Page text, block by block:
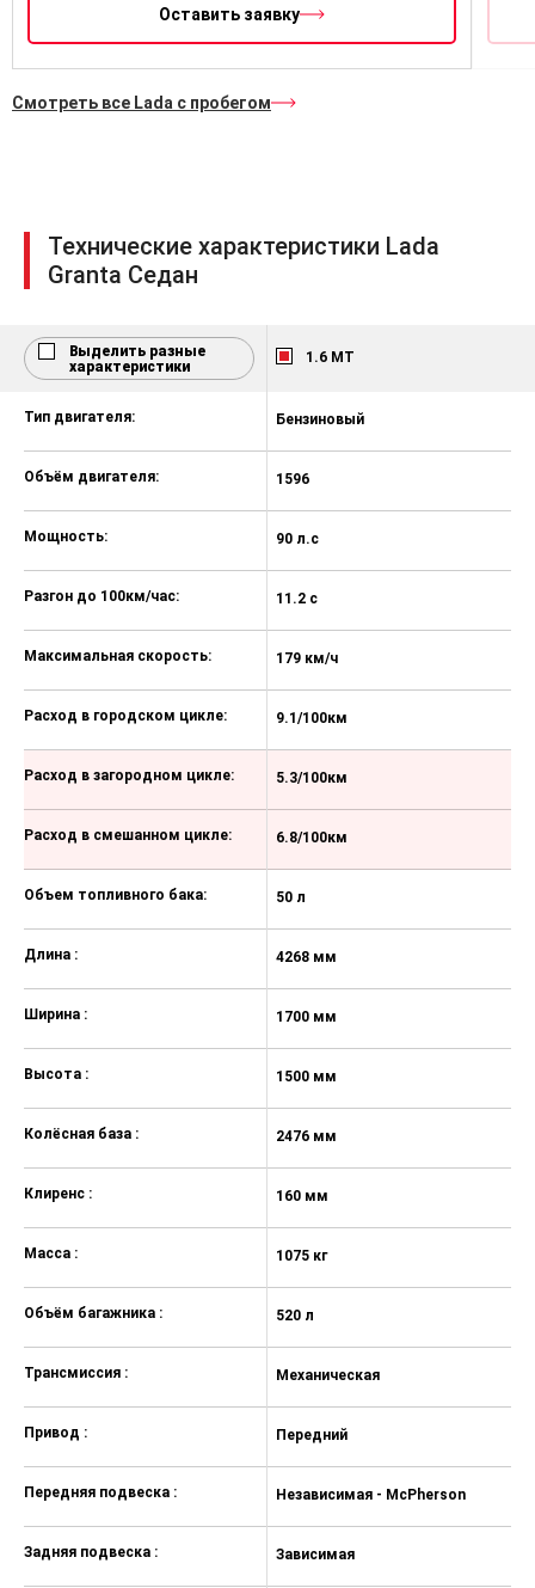
Оставить заявку
Смотреть все Lada с пробегом
Технические характеристики Lada
Granta Седан
Выделить разные
характеристики
1.6 MT
Тип двигателя:
Объём двигателя:
Мощность:
Разгон до 100км/час:
Максимальная скорость:
Расход в городском цикле:
Расход в загородном цикле:
Расход в смешанном цикле:
Объем топливного бака:
Длина :
Ширина :
Высота :
Колёсная база :
Клиренс :
Масса :
Объём багажника :
Трансмиссия :
Привод :
Передняя подвеска :
Задняя подвеска :
Бензиновый
1596
90 л.с
11.2 с
179 км/ч
9.1/100км
5.3/100км
6.8/100км
50 л
4268 мм
1700 мм
1500 мм
2476 мм
160 мм
1075 кг
520 л
Механическая
Передний
Независимая - McPherson
Зависимая